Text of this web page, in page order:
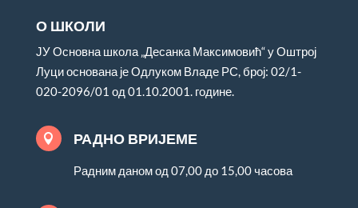
О ШКОЛИ
ЈУ Основна школа „Десанка Максимовић“ у Оштрој
Луци основана је Одлуком Владе РС, број: 02/1-
020-2096/01 од 01.10.2001. године.
 РАДНО ВРИЈЕМЕ
Радним даном од 07,00 до 15,00 часова